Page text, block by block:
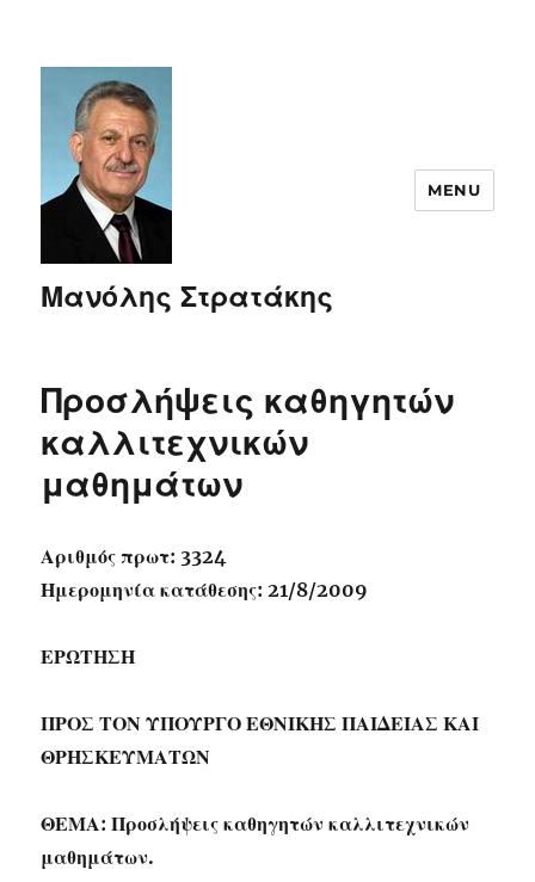
Μανόλης Στρατάκης
MENU
Προσλήψεις καθηγητών
καλλιτεχνικών
μαθημάτων
Αριθμός πρωτ: 3324
Ημερομηνία κατάθεσης: 21/8/2009
ΕΡΩΤΗΣΗ
ΠΡΟΣ ΤΟΝ ΥΠΟΥΡΓΟ ΕΘΝΙΚΗΣ ΠΑΙΔΕΙΑΣ ΚΑΙ
ΘΡΗΣΚΕΥΜΑΤΩΝ
ΘΕΜΑ: Προσλήψεις καθηγητών καλλιτεχνικών
μαθημάτων.